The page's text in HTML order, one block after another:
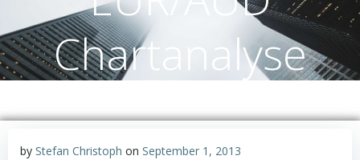
Chartanalyse
by Stefan Christoph on September 1, 2013